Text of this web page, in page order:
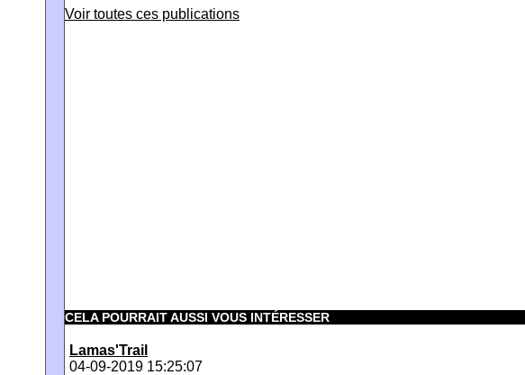
Voir toutes ces publications
CELA POURRAIT AUSSI VOUS INTÉRESSER
Lamas'Trail
04-09-2019 15:25:07